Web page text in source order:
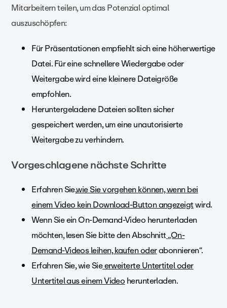
Mitarbeitern teilen, um das Potenzial optimal
auszuschöpfen:
Für Präsentationen empfiehlt sich eine höherwertige
Datei. Für eine schnellere Wiedergabe oder
Weitergabe wird eine kleinere Dateigröße
empfohlen.
Heruntergeladene Dateien sollten sicher
gespeichert werden, um eine unautorisierte
Weitergabe zu verhindern.
Vorgeschlagene nächste Schritte
Erfahren Sie,wie Sie vorgehen können, wenn bei
einem Video kein Download-Button angezeigtwird.
Wenn Sie ein On-Demand-Video herunterladen
möchten, lesen Sie bitte den Abschnitt„On-
Demand-Videos leihen, kaufen oderabonnieren“.
Erfahren Sie, wie Sieerweiterte Untertitel oder
Untertitel aus einem Videoherunterladen.